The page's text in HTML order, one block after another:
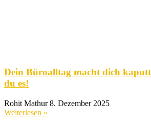
Dein Büroalltag macht dich
du es!
Rohit Mathur8. Dezember 2025
Weiterlesen »